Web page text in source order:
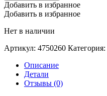
Добавить в избранное
Добавить в избранное
Нет в наличии
Артикул: 4750260 Категория:
Описание
Детали
Отзывы (0)